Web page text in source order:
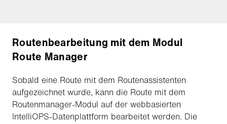
Routenbearbeitung mit dem Modul
Route Manager
Sobald eine Route mit dem Routenassistenten
aufgezeichnet wurde, kann die Route mit dem
Routenmanager-Modul auf der webbasierten
IntelliOPS-Datenplattform bearbeitet werden. Die